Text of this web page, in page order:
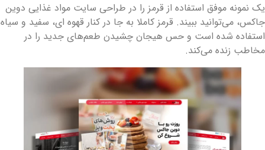
یک نمونه موفق استفاده از قرمز را در طراحی سایت مواد غذایی دوین
جاکس، می‌توانید ببیند. قرمز کاملا به جا در کنار قهوه ای، سفید و سیاه
استفاده شده است و حس هیجان چشیدن طعم‌های جدید را در
مخاطب زنده می‌کند.